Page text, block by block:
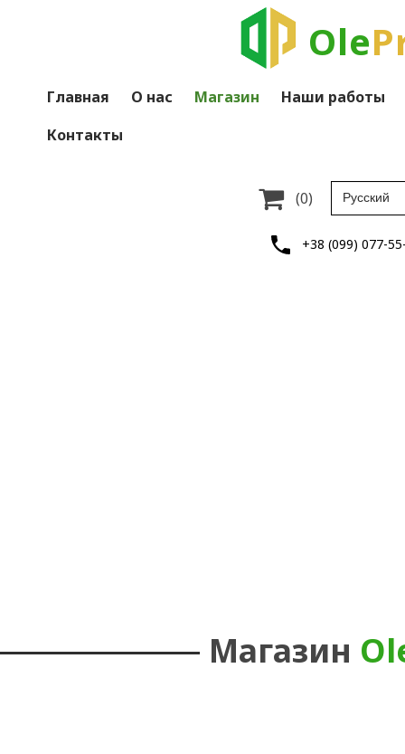
Ole
Главная О нас Магазин
Наши работы
Контакты
 (0)
+38 (099) 077-
Магазин